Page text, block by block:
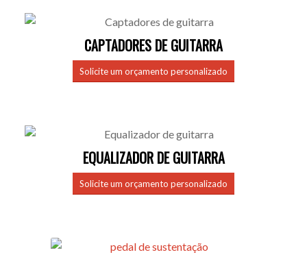
CAPTADORES DE GUITARRA
Solicite um orçamento personalizado
EQUALIZADOR DE GUITARRA
Solicite um orçamento personalizado